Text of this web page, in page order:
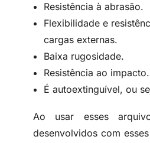
Resistência à abrasão.
Flexibilidade e
cargas externas.
Baixa rugosidade.
Resistência ao impacto.
É autoextinguível, ou
Ao usar esses
desenvolvidos com